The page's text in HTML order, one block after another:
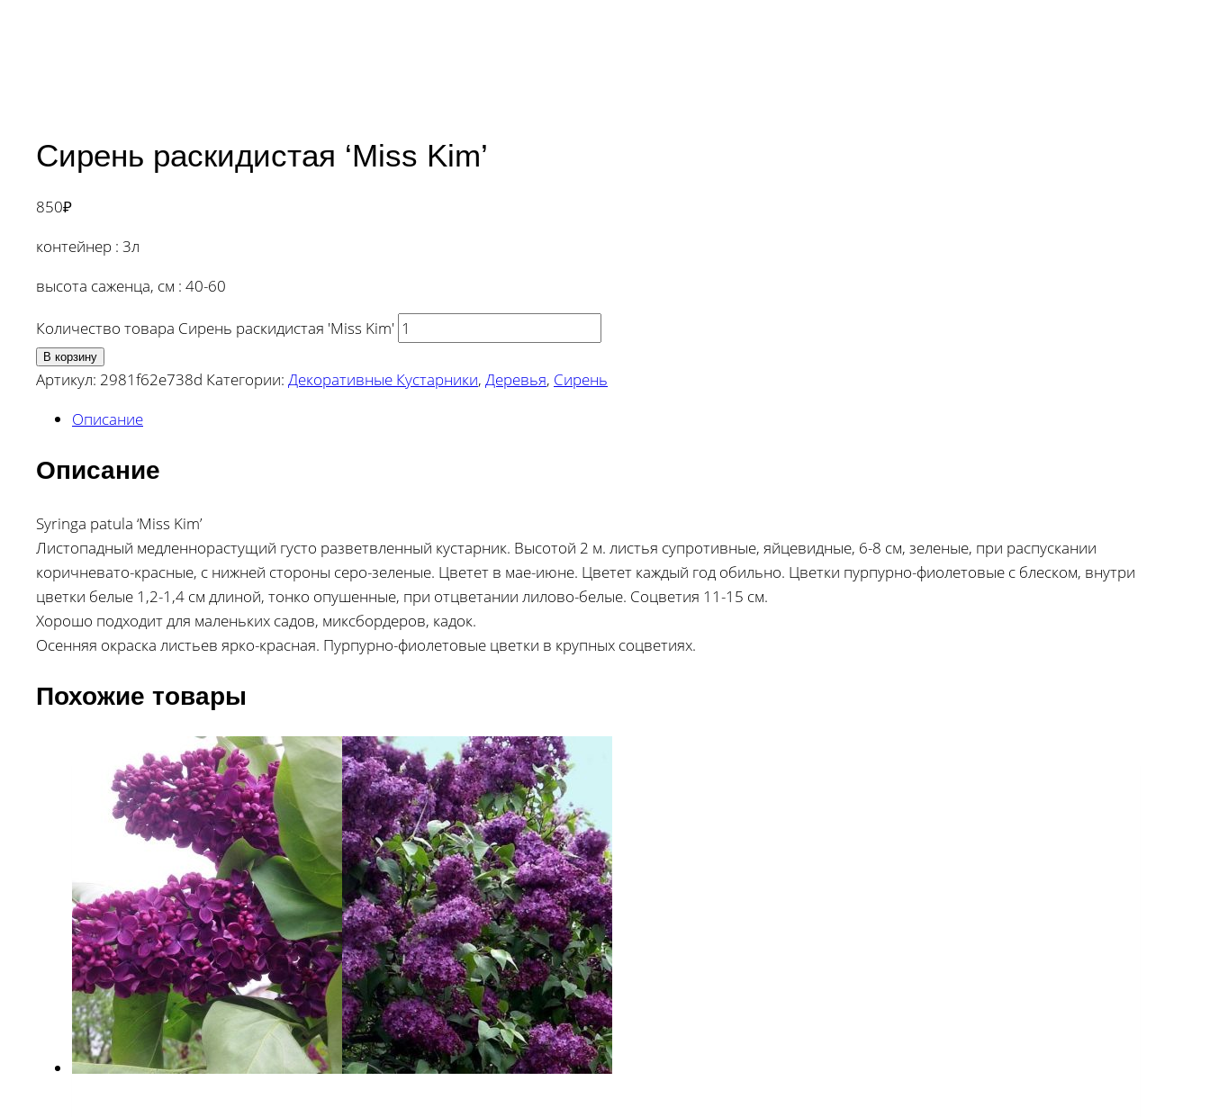
Сирень раскидистая ‘Miss Kim’
850₽
контейнер : 3л
высота саженца, см : 40-60
Количество товара Сирень раскидистая 'Miss Kim'
В корзину
Артикул: 2981f62e738d Категории: Декоративные Кустарники, Деревья, Сирень
Описание
Описание
Syringa patula ‘Miss Kim’
Листопадный медленнорастущий густо разветвленный кустарник. Высотой 2 м. листья супротивные, яйцевидные, 6-8 см, зеленые, при распускании
коричневато-красные, с нижней стороны серо-зеленые. Цветет в мае-июне. Цветет каждый год обильно. Цветки пурпурно-фиолетовые с блеском, внутри
цветки белые 1,2-1,4 см длиной, тонко опушенные, при отцветании лилово-белые. Соцветия 11-15 см.
Хорошо подходит для маленьких садов, миксбордеров, кадок.
Осенняя окраска листьев ярко-красная. Пурпурно-фиолетовые цветки в крупных соцветиях.
Похожие товары